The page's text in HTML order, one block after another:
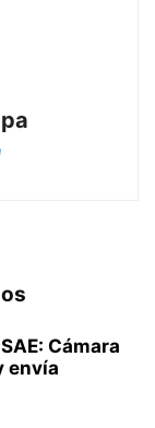
Cámara
envía